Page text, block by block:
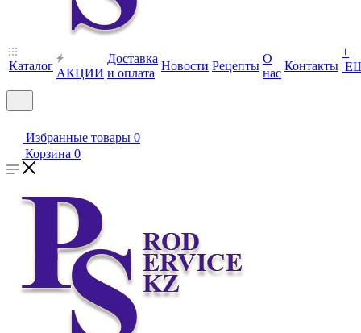
Каталог
АКЦИИ
Доставка
и оплата
Новости Рецепты
О
нас
Контакты
+
Избранные товары 0
Корзина 0